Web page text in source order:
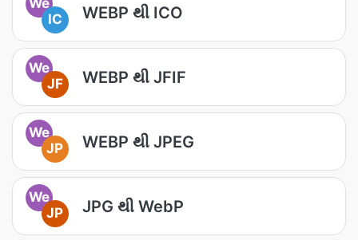
IC
WEBP થી ICO
We
JF
WEBP થી JFIF
We
JP
WEBP થી JPEG
We
JP
JPG થી WebP